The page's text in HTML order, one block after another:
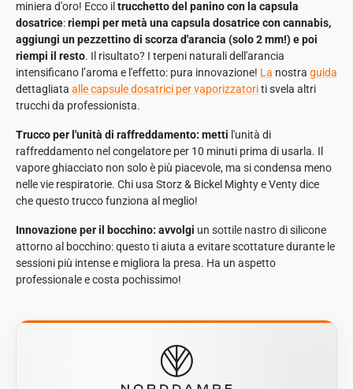
miniera d'oro! Ecco iltrucchetto del panino con la capsula
dosatrice:riempi per metà una capsula dosatrice con cannabis,
aggiungi un pezzettino di scorza d'arancia (solo 2 mm!) e poi
riempi il resto. Il risultato? I terpeni naturali dell'arancia
intensificano l’aroma e l'effetto: pura innovazione! La nostra guida
dettagliata alle capsule dosatrici per vaporizzatoriti svela altri
trucchi da professionista.
Trucco per l'unità di raffreddamento: metti l'unità di
raffreddamento nel congelatore per 10 minuti prima di usarla. Il
vapore ghiacciato non solo è più piacevole, ma si condensa meno
nelle vie respiratorie. Chi usa Storz & Bickel Mighty e Venty dice
che questo trucco funziona al meglio!
Innovazione per il bocchino: avvolgi un sottile nastro di silicone
attorno al bocchino: questo ti aiuta a evitare scottature durante le
sessioni più intense e migliora la presa. Ha un aspetto
professionale e costa pochissimo!